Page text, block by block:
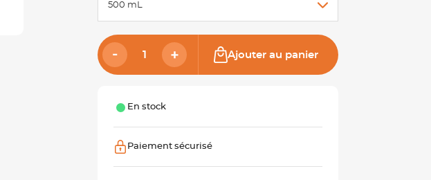
500 mL
Ajouter au panier
En stock
Paiement sécurisé